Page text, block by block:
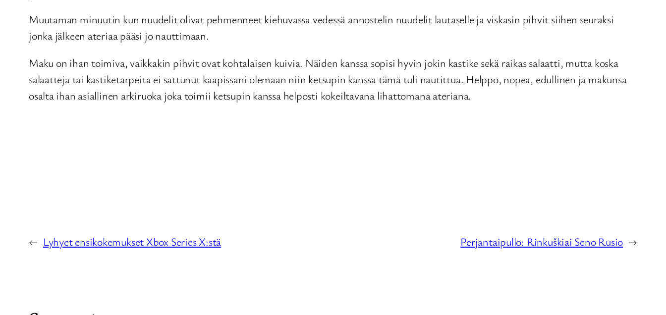
Muutaman minuutin kun nuudelit olivat pehmenneet kiehuvassa vedessä annostelin nuudelit lautaselle ja viskasin pihvit siihen seuraksi
jonka jälkeen ateriaa pääsi jo nauttimaan.
Maku on ihan toimiva, vaikkakin pihvit ovat kohtalaisen kuivia. Näiden kanssa sopisi hyvin jokin kastike sekä raikas salaatti, mutta koska
salaatteja tai kastiketarpeita ei sattunut kaapissani olemaan niin ketsupin kanssa tämä tuli nautittua. Helppo, nopea, edullinen ja makunsa
osalta ihan asiallinen arkiruoka joka toimii ketsupin kanssa helposti kokeiltavana lihattomana ateriana.
← Lyhyet ensikokemukset Xbox Series X:stä Perjantaipullo: Rinkuškiai Seno Rusio →